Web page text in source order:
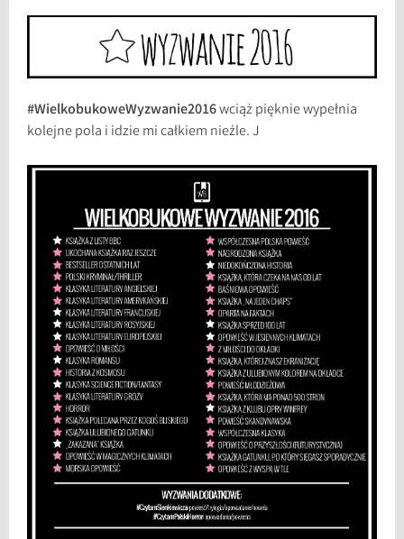
#WielkobukoweWyzwanie2016wciąż pięknie wypełnia
kolejne pola i idzie mi całkiem nieźle. J